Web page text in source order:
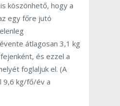
köszönhető, hogy a
egy főre jutó
átlagosan 3,1 kg
és ezzel a
foglaljuk el. (A
9,6 kg/fő/év a